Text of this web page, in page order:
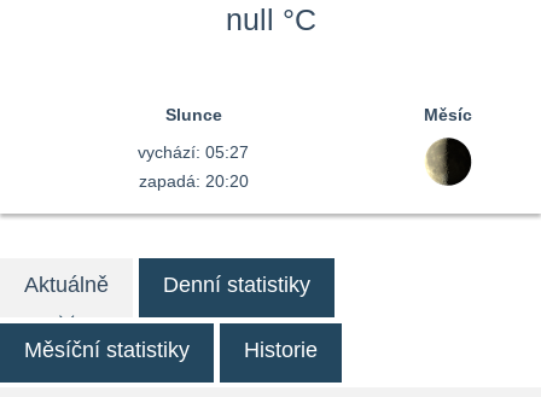
null °C
Slunce
Měsíc
vychází: 05:27
zapadá: 20:20
Aktuálně Denní statistiky
Měsíční statistiky Historie